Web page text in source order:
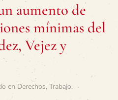
aumento de
mínimas del
Vejez y
en Derechos, Trabajo.